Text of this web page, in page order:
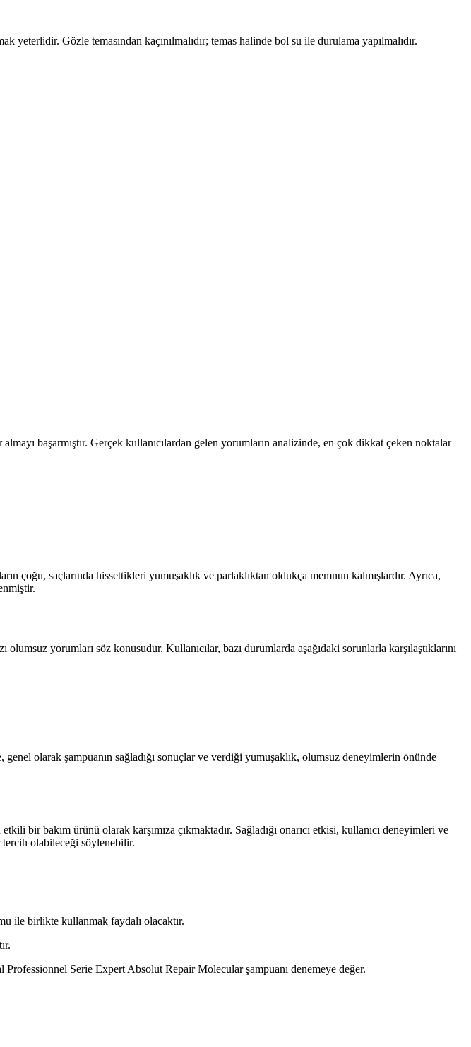
yeterlidir. Gözle temasından kaçınılmalıdır; temas halinde bol su ile durulama yapılmalıdır.
başarmıştır. Gerçek kullanıcılardan gelen yorumların analizinde, en çok dikkat çeken noktalar
çoğu, saçlarında hissettikleri yumuşaklık ve parlaklıktan oldukça memnun kalmışlardır. Ayrıca,
yorumları söz konusudur. Kullanıcılar, bazı durumlarda aşağıdaki sorunlarla karşılaştıklarını
olarak şampuanın sağladığı sonuçlar ve verdiği yumuşaklık, olumsuz deneyimlerin önünde
bir bakım ürünü olarak karşımıza çıkmaktadır. Sağladığı onarıcı etkisi, kullanıcı deneyimleri ve
olabileceği söylenebilir.
ile birlikte kullanmak faydalı olacaktır.
Professionnel Serie Expert Absolut Repair Molecular şampuanı denemeye değer.